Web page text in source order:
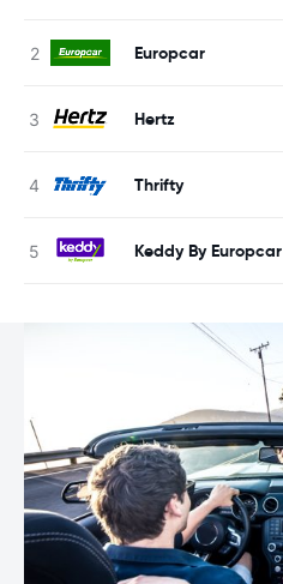
Europcar
Hertz
Thrifty
Keddy By Europcar